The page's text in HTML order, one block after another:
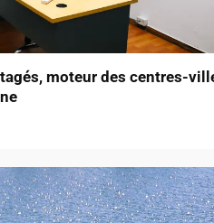
moteur des centres-